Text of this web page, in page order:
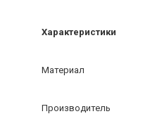
Характеристики
Материал
Производитель